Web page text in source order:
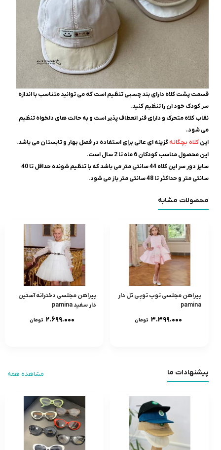
قسمت پشت کلاه دارای بند چسبی تنظیم است که می توانید متناسب با اندازه
سر کودک خود ان را تنظیم کنید.
نقاب کلاه متحرک و دارای فنر انعطاف پذیر است و به حالت های دلخواه تنظیم
می شود.
اینکلاه بچگانهگزینه ای عالی برای استفاده در فصل بهار و تابستان می باشد.
این محصول مناسب کودکان 6 ماه تا 2 سال است.
سایز دور سر این کلاه 44 سانتی متر می باشد که با تنظیم شونده حداقل تا 40
سانتی متر و حداکثر تا 48 سانتی متر باز می شود.
محصولات مشابه
پیراهن مجلسی توپ توپی تل دار
pamina
۳.۳۹۹.۰۰۰ تومان
پیراهن مجلسی دخترانه آستین
دار سفید pamina
۲.۶۹۹.۰۰۰ تومان
پیشنهادات ما مشاهده همه